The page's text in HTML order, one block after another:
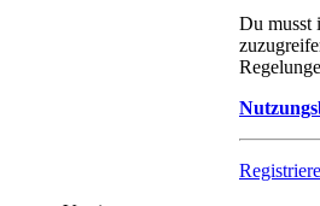
Du musst